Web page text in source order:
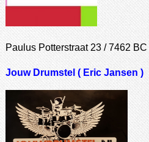
Paulus Potterstraat 23 / 7462 BC
Jouw Drumstel ( Eric Jansen )